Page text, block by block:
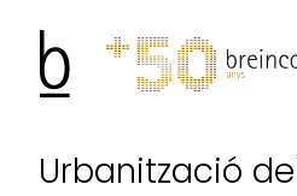
Urbanització